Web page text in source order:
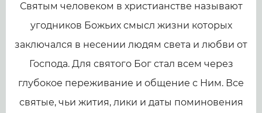
Святым человеком в христианстве называют
угодников Божьих смысл жизни которых
заключался в несении людям света и любви от
Господа. Для святого Бог стал всем через
глубокое переживание и общение с Ним. Все
святые, чьи жития, лики и даты поминовения